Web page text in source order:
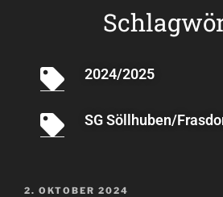
2024/2025
SG Söllhuben/
2. OKTOBER 2024